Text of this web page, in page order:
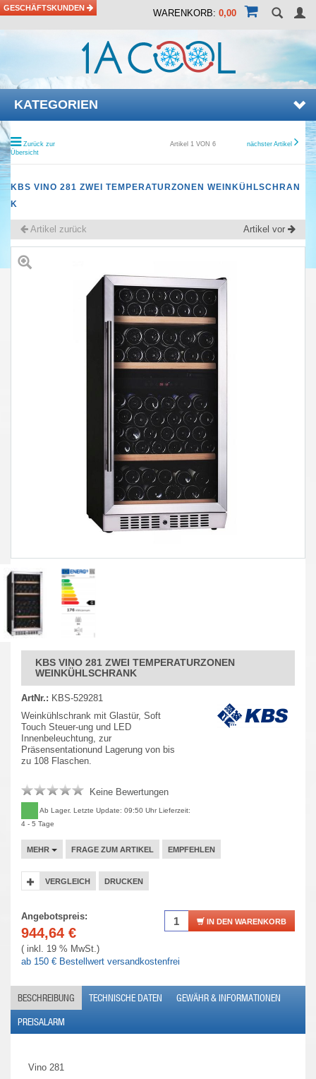
GESCHÄFTSKUNDEN WARENKORB: 0,00
KATEGORIEN
Zurück zur
Übersicht
Artikel 1 VON 6 nächster Artikel
KBS VINO 281 ZWEI TEMPERATURZONEN WEINKÜHLSCHRAN
K
Artikel zurück Artikel vor
KBS VINO 281 ZWEI TEMPERATURZONEN
WEINKÜHLSCHRANK
ArtNr.: KBS-529281
Weinkühlschrank mit Glastür, Soft
Touch Steuer-ung und LED
Innenbeleuchtung, zur
Präsensentationund Lagerung von bis
zu 108 Flaschen.
Keine Bewertungen
Ab Lager. Letzte Update: 09:50 Uhr Lieferzeit:
4 - 5 Tage
MEHR FRAGE ZUM ARTIKEL EMPFEHLEN
VERGLEICH DRUCKEN
IN DEN WARENKORB
Angebotspreis:
944,64 €
( inkl. 19 % MwSt.)
ab 150 € Bestellwert versandkostenfrei
BESCHREIBUNG TECHNISCHE DATEN GEWÄHR & INFORMATIONEN
PREISALARM
Vino 281